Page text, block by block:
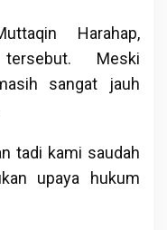
Harahap,
Meski
sangat jauh
tadi kami saudah
upaya hukum